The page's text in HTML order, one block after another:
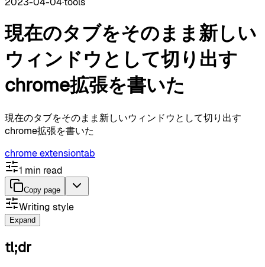
現在のタブをそのまま新しい
ウィンドウとして切り出す
chrome拡張を書いた
現在のタブをそのまま新しいウィンドウとして切り出す
chrome拡張を書いた
chrome extensiontab
1 min read
Copy page
Writing style
Expand
tl;dr